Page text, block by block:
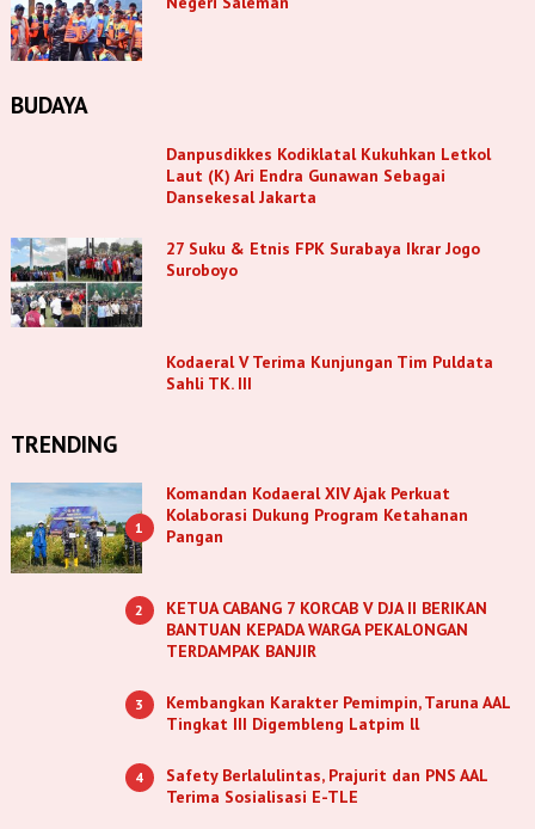
BUDAYA
Danpusdikkes Kodiklatal Kukuhkan Letkol
Laut (K) Ari Endra Gunawan Sebagai
Dansekesal Jakarta
27 Suku & Etnis FPK Surabaya Ikrar Jogo
Suroboyo
Kodaeral V Terima Kunjungan Tim Puldata
Sahli TK. III
TRENDING
1
Komandan Kodaeral XIV Ajak Perkuat
Kolaborasi Dukung Program Ketahanan
Pangan
2
KETUA CABANG 7 KORCAB V DJA II BERIKAN
BANTUAN KEPADA WARGA PEKALONGAN
TERDAMPAK BANJIR
3
Kembangkan Karakter Pemimpin, Taruna AAL
Tingkat III Digembleng Latpim ll
4
Safety Berlalulintas, Prajurit dan PNS AAL
Terima Sosialisasi E-TLE